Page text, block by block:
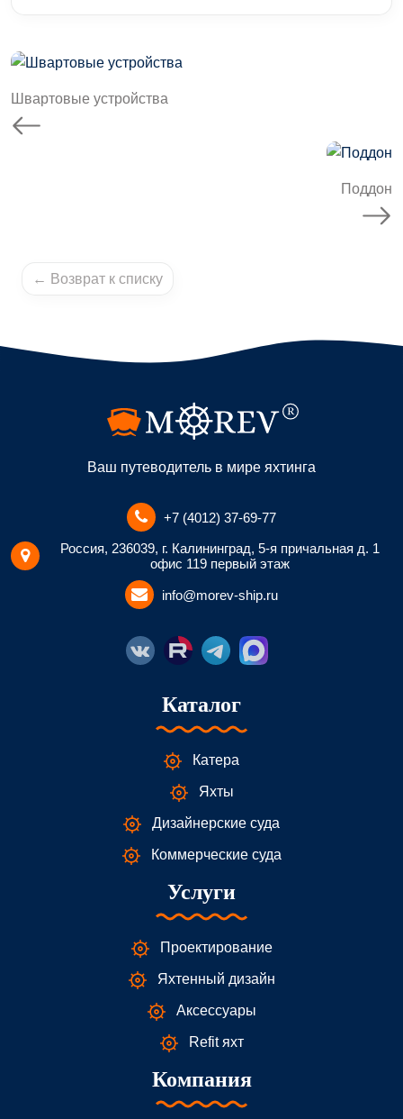
Швартовые устройства
Поддон
← Возврат к списку
Ваш путеводитель в мире яхтинга
+7 (4012) 37-69-77
Россия, 236039, г. Калининград, 5-я причальная д. 1
офис 119 первый этаж
info@morev-ship.ru
Каталог
Катера
Яхты
Дизайнерские суда
Коммерческие суда
Услуги
Проектирование
Яхтенный дизайн
Аксессуары
Refit яхт
Компания